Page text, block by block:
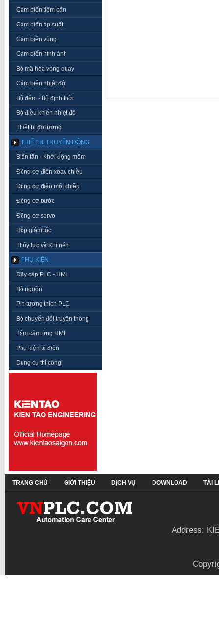
Cảm biến tiệm cận
Cảm biến áp suất
Cảm biến vùng
Cảm biến hình ảnh
Bộ mã hóa vòng quay
Cảm biến nhiệt độ
Bộ đếm - Bộ định thời
Bộ điều khiển nhiệt độ
Thiết bị đo lường
THIẾT BỊ TRUYỀN ĐỘNG
Biến tần - Khởi động mềm
Động cơ điện xoay chiều
Động cơ điện một chiều
Động cơ bước
Động cơ servo
Hộp giảm tốc
Thủy lực và Khí nén
PHỤ KIỆN
Dây cáp PLC - HMI
Bộ nguồn
Pin tương thích PLC
Bộ chuyển đổi truyền thông
Tấm cảm ứng HMI
Phụ kiện tủ điện
Dụng cụ thi công
TRANG CHỦ GIỚI THIỆU DỊCH VỤ DOWNLOAD TÀI
Address: